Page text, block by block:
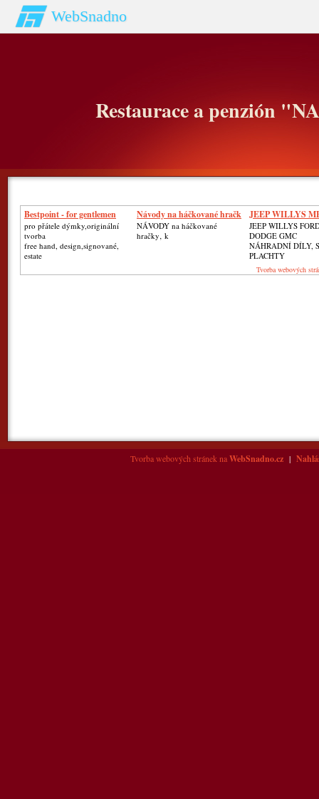
WebSnadno
Restaurace a penzión
Bestpoint - for gentlemen
pro přátele dýmky,originální
tvorba
free hand, design,signované,
estate
Návody na háčkované hračk
NÁVODY na háčkované
hračky‚ k
JEEP WILLYS
GPW
JEEP WILLYS
DODGE GMC
NÁHRADNÍ DÍLY,
PLACHTY
Tvorba webových
Tvorba webových stránek naWebSnadno.cz |